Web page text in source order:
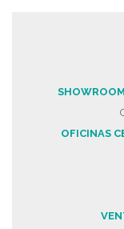
OFICINAS